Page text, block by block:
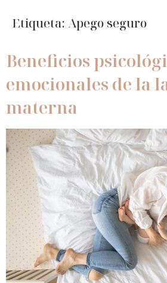
Etiqueta: Apego seguro
Beneficios
emocionales de la
materna